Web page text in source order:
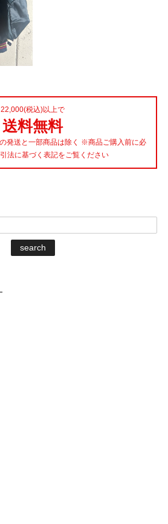
22,000(税込)以上で
送料無料
発送と一部商品は除く ※商品ご購入前に必
法に基づく表記をご覧ください
search